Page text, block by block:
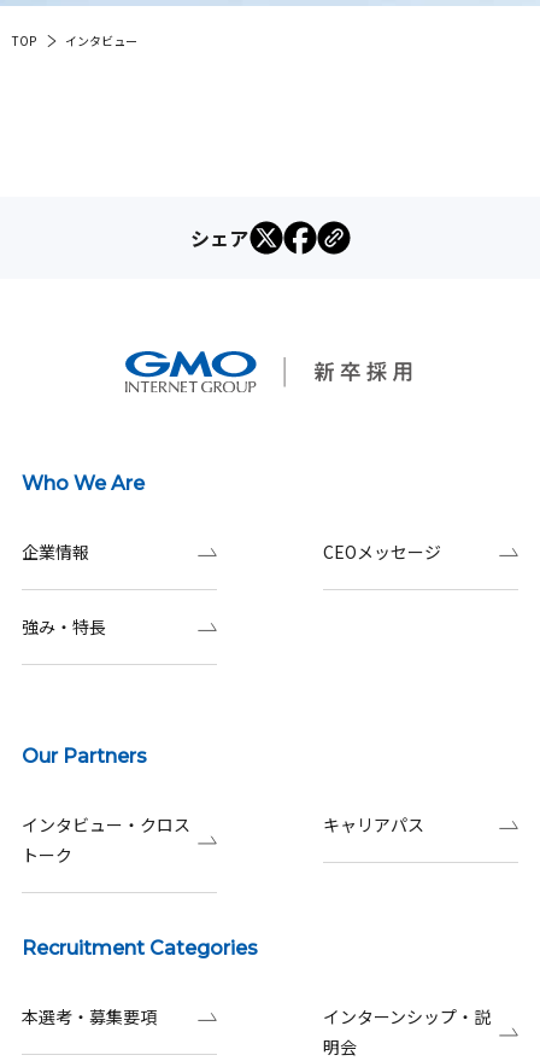
TOP インタビュー
シェア
Who We Are
企業情報 CEOメッセージ
強み・特長
Our Partners
インタビュー・クロス
トーク
キャリアパス
Recruitment Categories
本選考・募集要項
インターンシップ・説
明会